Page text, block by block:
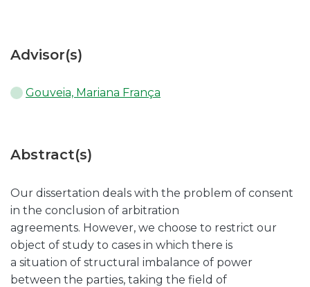
Advisor(s)
Gouveia, Mariana França
Abstract(s)
Our dissertation deals with the problem of consent
in the conclusion of arbitration
agreements. However, we choose to restrict our
object of study to cases in which there is
a situation of structural imbalance of power
between the parties, taking the field of